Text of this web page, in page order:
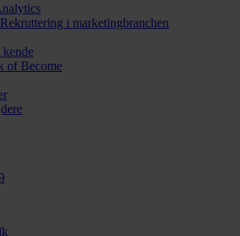
i marketingbranchen
of Become